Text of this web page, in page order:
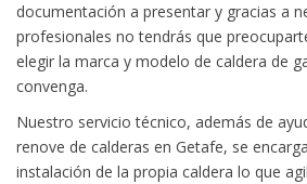
documentación a presentar y gracias a
profesionales no tendrás que
elegir la marca y modelo de caldera de
convenga.
Nuestro servicio técnico, además de
renove de calderas en Getafe, se
instalación de la propia caldera lo que